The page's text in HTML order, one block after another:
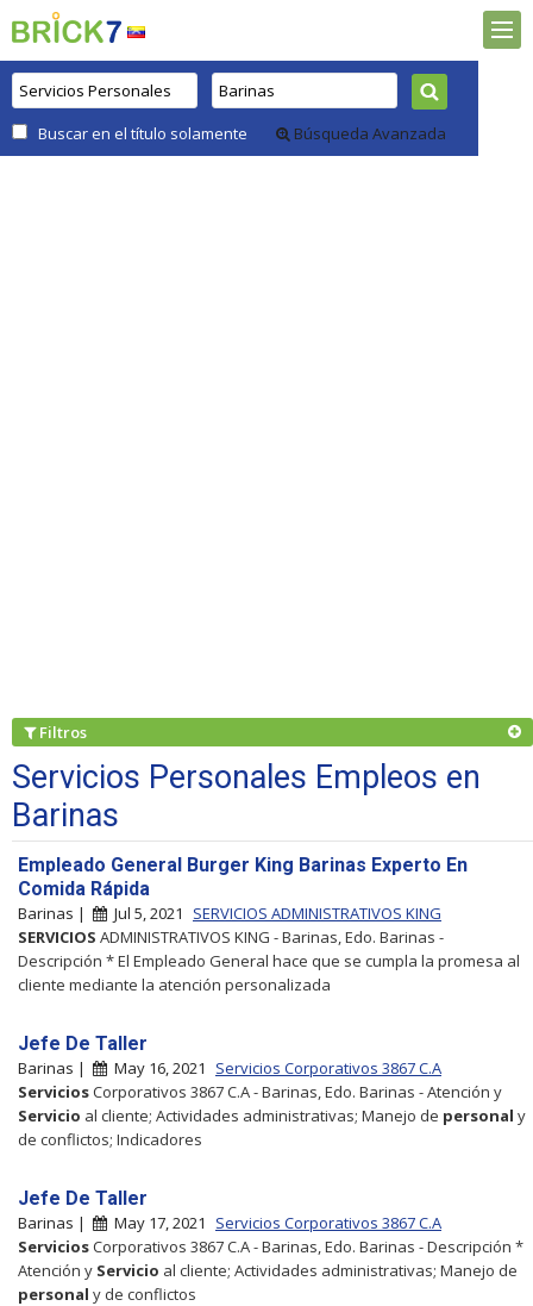
Buscar en el título solamente Búsqueda Avanzada
Filtros
Servicios Personales Empleos en
Barinas
Empleado General Burger King Barinas Experto En
Comida Rápida
Barinas | Jul 5, 2021
SERVICIOS ADMINISTRATIVOS KING
SERVICIOS ADMINISTRATIVOS KING - Barinas, Edo. Barinas -
Descripción * El Empleado General hace que se cumpla la promesa al
cliente mediante la atención personalizada
Jefe De Taller
Barinas | May 16, 2021
Servicios Corporativos 3867 C.A
ServiciosCorporativos 3867 C.A - Barinas, Edo. Barinas - Atención y
Servicio al cliente; Actividades administrativas; Manejo de personal y
de conflictos; Indicadores
Jefe De Taller
Barinas | May 17, 2021
Servicios Corporativos 3867 C.A
ServiciosCorporativos 3867 C.A - Barinas, Edo. Barinas - Descripción *
Atención y Servicio al cliente; Actividades administrativas; Manejo de
personal y de conflictos